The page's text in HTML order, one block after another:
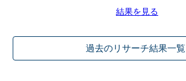
結果を見る
過去のリサーチ結果一覧